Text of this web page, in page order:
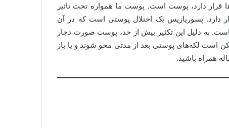
قرار دارد، پوست است. پوست ما همواره تحت تاثیر
دارد. پسوریازیس یک اختلال پوستی است که در آن
از حالت طبیعی است. به دلیل این تکثیر بیش از حد، پوست صورت دچار
لکه‌های پوستی بعد از مدتی محو شوند و یا باز
همراه باشید.